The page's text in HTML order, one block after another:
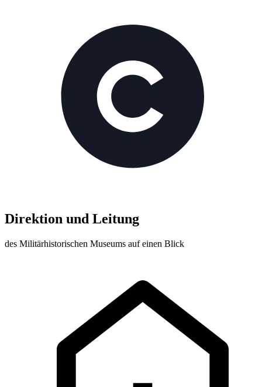
Direktion und Leitung
des Militärhistorischen Museums auf einen Blick